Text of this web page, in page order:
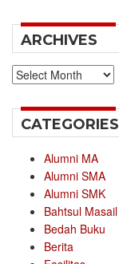
ARCHIVES
Archives
CATEGORIES
Alumni MA
Alumni SMA
Alumni SMK
Bahtsul Masail
Bedah Buku
Berita